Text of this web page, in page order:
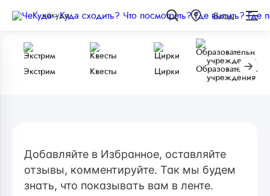
чёкуда Вход
Экстрим Квесты Цирки
Образовательные
учреждения
Добавляйте в Избранное, оставляйте
отзывы, комментируйте. Так мы будем
знать, что показывать вам в ленте.